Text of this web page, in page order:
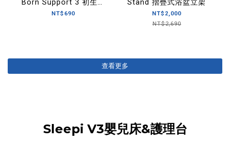
Born Support 3 初生嬰
兒浴架
NT$690
Stand 摺疊式浴盆立架
NT$2,000
NT$2,690
查看更多
Sleepi V3嬰兒床&護理台